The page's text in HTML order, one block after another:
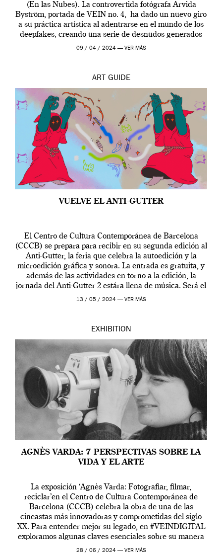
(En las Nubes). La controvertida fotógrafa Arvida
Byström, portada de VEIN no. 4, ha dado un nuevo giro
a su práctica artística al adentrarse en el mundo de los
deepfakes, creando una serie de desnudos generados
por […]
09 / 04 / 2024 — VER MÁS
ART GUIDE
VUELVE EL ANTI-GUTTER
El Centro de Cultura Contemporánea de Barcelona
(CCCB) se prepara para recibir en su segunda edición al
Anti-Gutter, la feria que celebra la autoedición y la
microedición gráfica y sonora. La entrada es gratuita, y
además de las actividades en torno a la edición, la
jornada del Anti-Gutter 2 estára llena de música. Será el
[…]
13 / 05 / 2024 — VER MÁS
EXHIBITION
AGNÈS VARDA: 7 PERSPECTIVAS SOBRE LA
VIDA Y EL ARTE
La exposición ‘Agnès Varda: Fotografiar, filmar,
reciclar’en el Centro de Cultura Contemporánea de
Barcelona (CCCB) celebra la obra de una de las
cineastas más innovadoras y comprometidas del siglo
XX. Para entender mejor su legado, en #VEINDIGITAL
exploramos algunas claves esenciales sobre su manera
de entender la vida, el cine y el arte contemporáneo.
28 / 06 / 2024 — VER MÁS